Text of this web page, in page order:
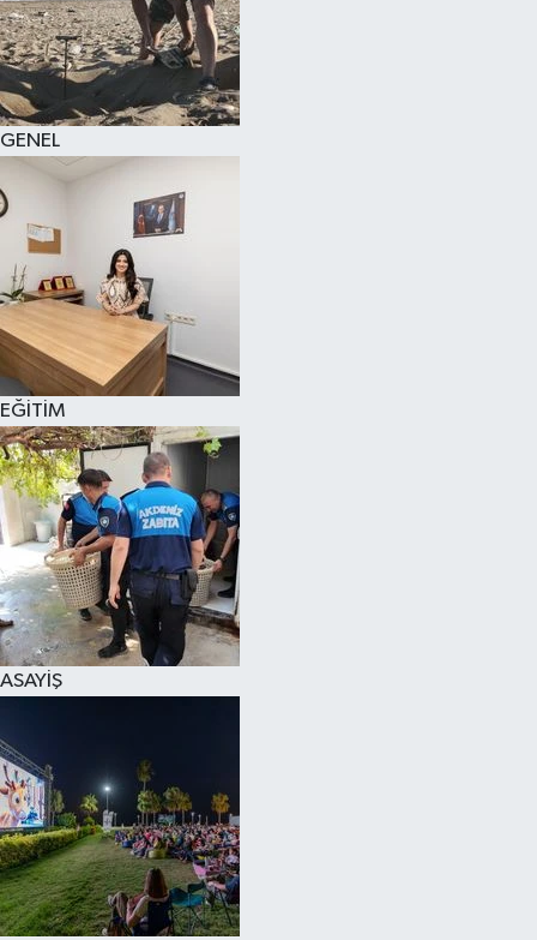
GENEL
EĞİTİM
ASAYİŞ